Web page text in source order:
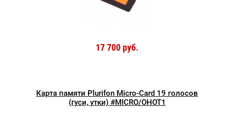
17 700 руб.
Карта памяти Plurifon Micro-Card 19 голосов
(гуси, утки) #MICRO/OHOT1